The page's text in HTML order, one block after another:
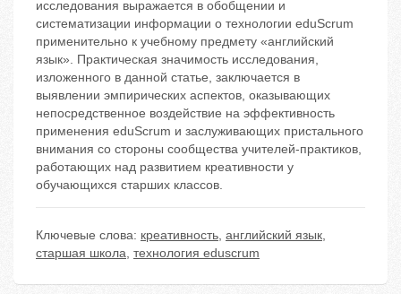
исследования выражается в обобщении и
систематизации информации о технологии eduScrum
применительно к учебному предмету «английский
язык». Практическая значимость исследования,
изложенного в данной статье, заключается в
выявлении эмпирических аспектов, оказывающих
непосредственное воздействие на эффективность
применения eduScrum и заслуживающих пристального
внимания со стороны сообщества учителей-практиков,
работающих над развитием креативности у
обучающихся старших классов.
Ключевые слова: креативность, английский язык,
старшая школа, технология eduscrum